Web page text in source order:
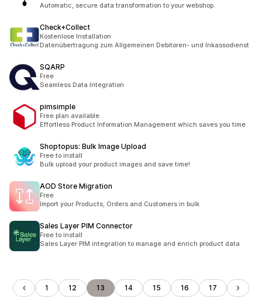
Automatic, secure data transformation to your webshop.
Check+Collect
Kostenlose Installation
Datenübertragung zum Allgemeinen Debitoren- und Inkassodienst
SQARP
Free
Seamless Data Integration
pimsimple
Free plan available
Effortless Product Information Management which saves you time
Shoptopus: Bulk Image Upload
Free to install
Bulk upload your product images and save time!
AOD Store Migration
Free
Import your Products, Orders and Customers in bulk
Sales Layer PIM Connector
Free to install
Sales Layer PIM integration to manage and enrich product data
1 12 13 14 15 16 17